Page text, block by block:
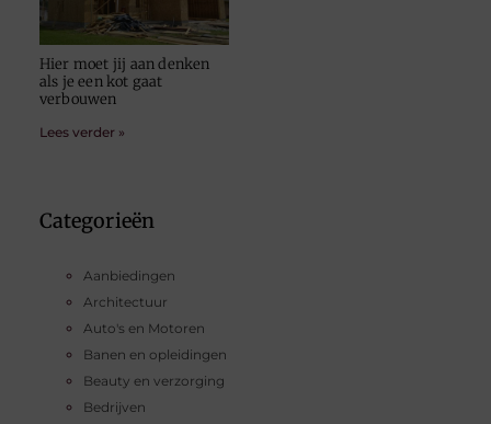
Categorieën
Aanbiedingen
Architectuur
Auto's en Motoren
Banen en opleidingen
Beauty en verzorging
Bedrijven
Hier moet jij aan denken
als je een kot gaat
verbouwen
Lees verder »